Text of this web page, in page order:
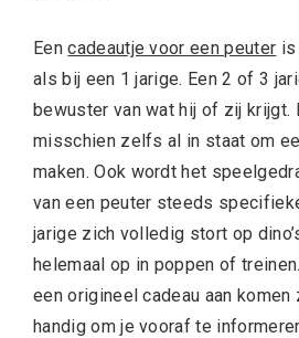
Eencadeautje voor een peuter is
als bij een 1 jarige. Een 2 of 3
bewuster van wat hij of zij krijgt.
misschien zelfs al in staat om
maken. Ook wordt het
van een peuter steeds
jarige zich volledig stort op
helemaal op in poppen of
een origineel cadeau aan
handig om je vooraf te